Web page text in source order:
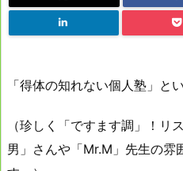
「得体の知れない個人塾」と
（珍しく「ですます調」！リ
男」さんや「Mr.M」先生の雰